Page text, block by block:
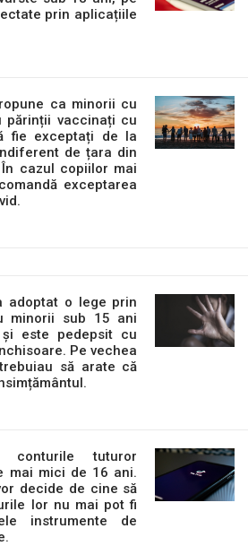
prin aplicațiile
ca minorii cu
părinții vaccinați cu
fie exceptați de la
de țara din
cazul copiilor mai
exceptarea
adoptat o lege prin
minorii sub 15 ani
este pedepsit cu
Pe vechea
să arate că
conturile tuturor
mai mici de 16 ani.
decide de cine să
lor nu mai pot fi
instrumente de